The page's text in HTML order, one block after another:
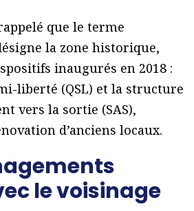
que le terme
la zone historique,
inaugurés en 2018 :
liberté (QSL) et la structure
vers la sortie (SAS),
d’anciens locaux.
le voisinage